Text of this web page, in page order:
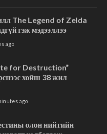
The Legend of Zelda
гэж мэдээллээ
ago
for Destruction”
хойш 38 жил
ago
олон нийтийн